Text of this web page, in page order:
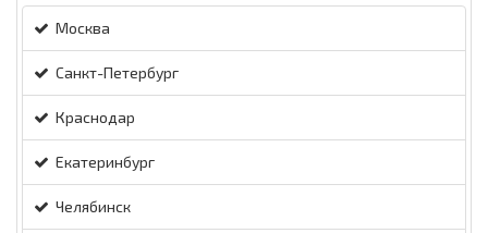
Москва
Санкт-Петербург
Краснодар
Екатеринбург
Челябинск